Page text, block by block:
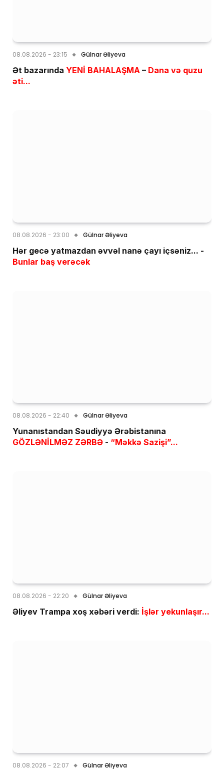
08.08.2026 - 23:15 Gülnar Əliyeva
Ət bazarında YENİ BAHALAŞMA – Dana və quzu
əti...
08.08.2026 - 23:00 Gülnar Əliyeva
Hər gecə yatmazdan əvvəl nanə çayı içsəniz... -
Bunlar baş verəcək
08.08.2026 - 22:40 Gülnar Əliyeva
Yunanıstandan Səudiyyə Ərəbistanına
GÖZLƏNİLMƏZ ZƏRBƏ - “Məkkə Sazişi”...
08.08.2026 - 22:20 Gülnar Əliyeva
Əliyev Trampa xoş xəbəri verdi: İşlər yekunlaşır...
08.08.2026 - 22:07 Gülnar Əliyeva